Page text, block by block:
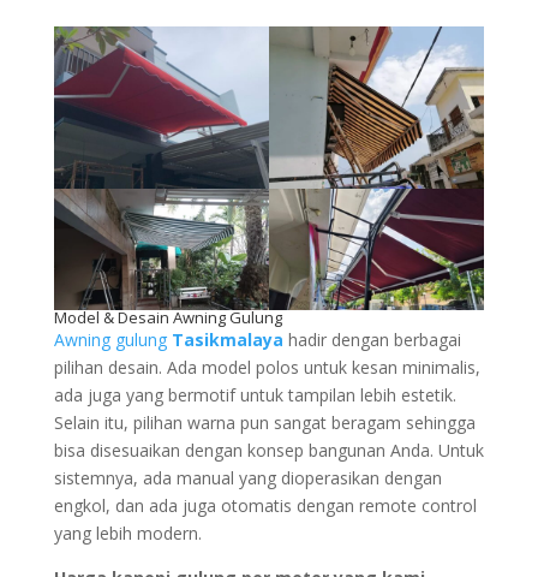
Model & Desain Awning Gulung
Awning gulung Tasikmalaya hadir dengan berbagai
pilihan desain. Ada model polos untuk kesan minimalis,
ada juga yang bermotif untuk tampilan lebih estetik.
Selain itu, pilihan warna pun sangat beragam sehingga
bisa disesuaikan dengan konsep bangunan Anda. Untuk
sistemnya, ada manual yang dioperasikan dengan
engkol, dan ada juga otomatis dengan remote control
yang lebih modern.